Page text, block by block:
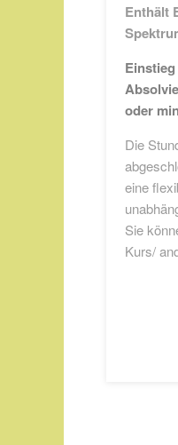
Enthält
oder
Die
eine
Sie
Kurs/